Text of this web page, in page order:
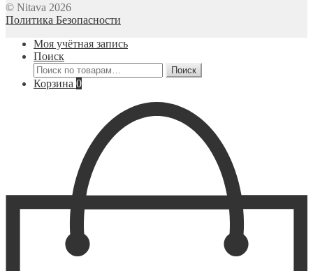
© Nitava 2026
Политика Безопасности
Моя учётная запись
Поиск
Искать:
Поиск
Корзина 0